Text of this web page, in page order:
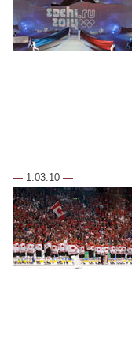
— 1.03.10 —